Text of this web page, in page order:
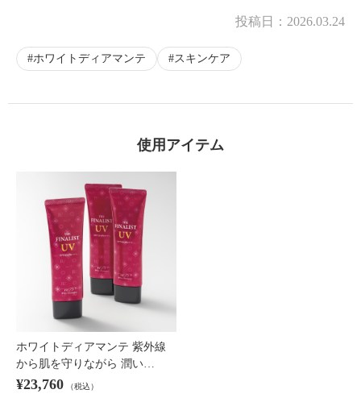
× 商品紹介
投稿日： 2026.03.24
ホワイトディアマンテ スキンケア
使用アイテム
ホワイトディアマンテ 紫外線
から肌を守りながら 潤い…
¥23,760 （税込）